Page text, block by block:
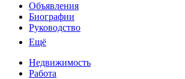
Объявления
Биографии
Руководство
Ещё
Недвижимость
Работа